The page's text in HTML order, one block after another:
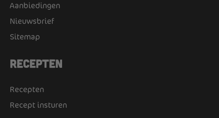
Aanbiedingen
Nieuwsbrief
Sitemap
Recepten
Recepten
Recept insturen